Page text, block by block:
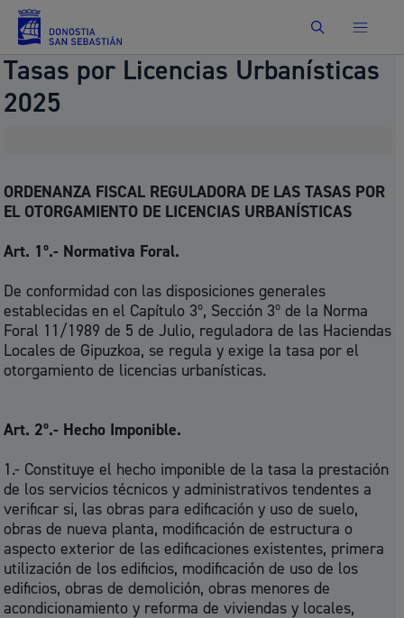
Buscar
Tasas por Licencias Urbanísticas
2025
ORDENANZA FISCAL REGULADORA DE LAS TASAS POR
EL OTORGAMIENTO DE LICENCIAS URBANÍSTICAS
Art. 1º.- Normativa Foral.
De conformidad con las disposiciones generales
establecidas en el Capítulo 3º, Sección 3º de la Norma
Foral 11/1989 de 5 de Julio, reguladora de las Haciendas
Locales de Gipuzkoa, se regula y exige la tasa por el
otorgamiento de licencias urbanísticas.
Art. 2º.- Hecho Imponible.
1.- Constituye el hecho imponible de la tasa la prestación
de los servicios técnicos y administrativos tendentes a
verificar si, las obras para edificación y uso de suelo,
obras de nueva planta, modificación de estructura o
aspecto exterior de las edificaciones existentes, primera
utilización de los edificios, modificación de uso de los
edificios, obras de demolición, obras menores de
acondicionamiento y reforma de viviendas y locales,